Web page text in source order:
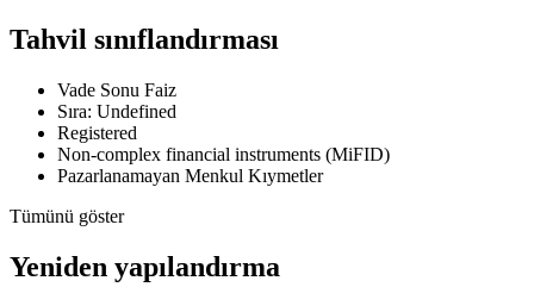
Tahvil sınıflandırması
Vade Sonu Faiz
Sıra: Undefined
Registered
Non-complex financial instruments (MiFID)
Pazarlanamayan Menkul Kıymetler
Tümünü göster
Yeniden yapılandırma